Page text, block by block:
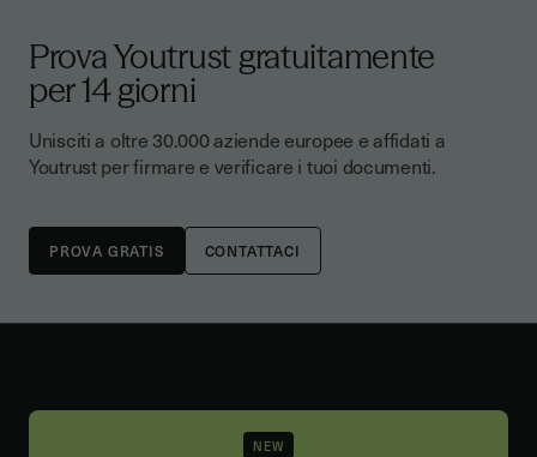
Prova Youtrust gratuitamente
per 14 giorni
Unisciti a oltre 30.000 aziende europee e affidati a
Youtrust per firmare e verificare i tuoi documenti.
CONTATTACI
NEW